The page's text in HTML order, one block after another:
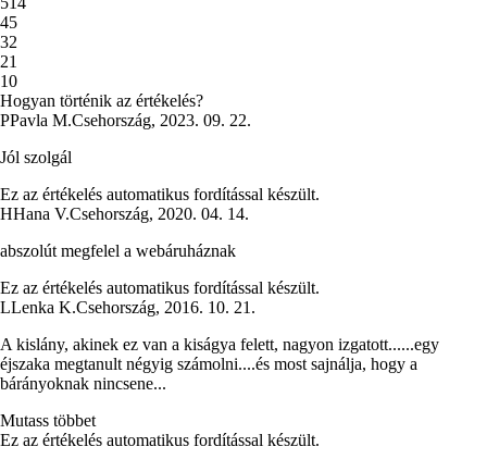
45
32
21
10
Hogyan történik az értékelés?
PPavla M.Csehország, 2023. 09. 22.
Jól szolgál
Ez az értékelés automatikus fordítással készült.
HHana V.Csehország, 2020. 04. 14.
abszolút megfelel a webáruháznak
Ez az értékelés automatikus fordítással készült.
LLenka K.Csehország, 2016. 10. 21.
A kislány, akinek ez van a kiságya felett, nagyon izgatott......egy
éjszaka megtanult négyig számolni....és most sajnálja, hogy a
bárányoknak nincsene...
Mutass többet
Ez az értékelés automatikus fordítással készült.